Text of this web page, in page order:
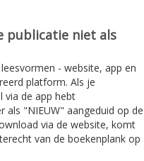
publicatie niet als
- website, app en
platform. Als je
via de app hebt
als "NIEUW" aangeduid op de
via de website, komt
van de boekenplank op